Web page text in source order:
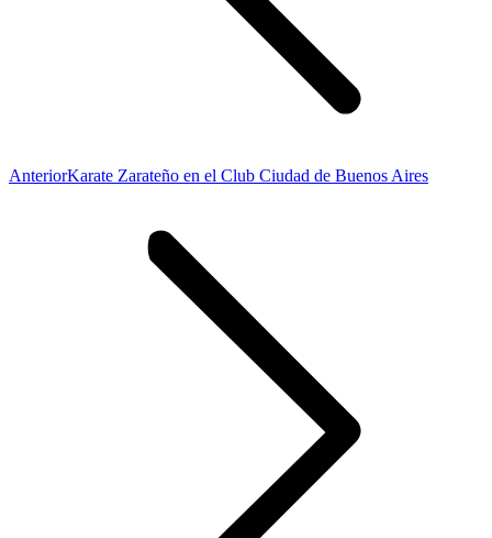
AnteriorPublicación
Karate Zarateño en el Club Ciudad de Buenos Aires